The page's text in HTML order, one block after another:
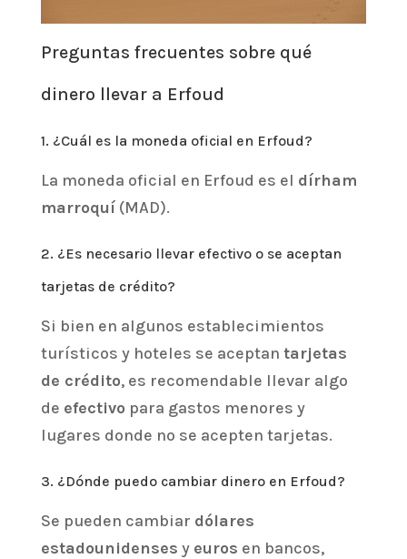
Preguntas frecuentes sobre qué
dinero llevar a Erfoud
1. ¿Cuál es la moneda oficial en Erfoud?
La moneda oficial en Erfoud es el dírham
marroquí(MAD).
2. ¿Es necesario llevar efectivo o se aceptan
tarjetas de crédito?
Si bien en algunos establecimientos
turísticos y hoteles se aceptan tarjetas
de crédito, es recomendable llevar algo
de efectivo para gastos menores y
lugares donde no se acepten tarjetas.
3. ¿Dónde puedo cambiar dinero en Erfoud?
Se pueden cambiar dólares
estadounidenses y euros en bancos,